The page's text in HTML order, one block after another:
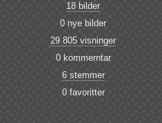
18 bilder
0 nye bilder
29 805 visninger
0 kommerntar
6 stemmer
0 favoritter